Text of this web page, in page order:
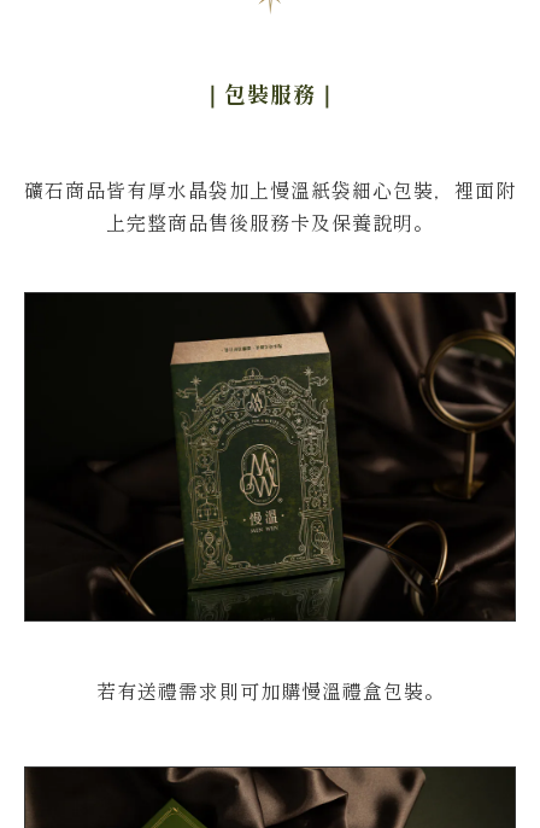
｜包裝服務 ｜
礦石商品皆有厚水晶袋加上慢溫紙袋細心包裝，裡面附
上完整商品售後服務卡及保養說明。
若有送禮需求則可加購慢溫禮盒包裝。